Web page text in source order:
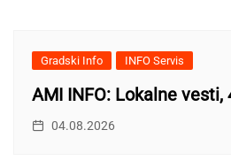
Gradski Info INFO Servis
AMI INFO: Lokalne vesti,
04.08.2026